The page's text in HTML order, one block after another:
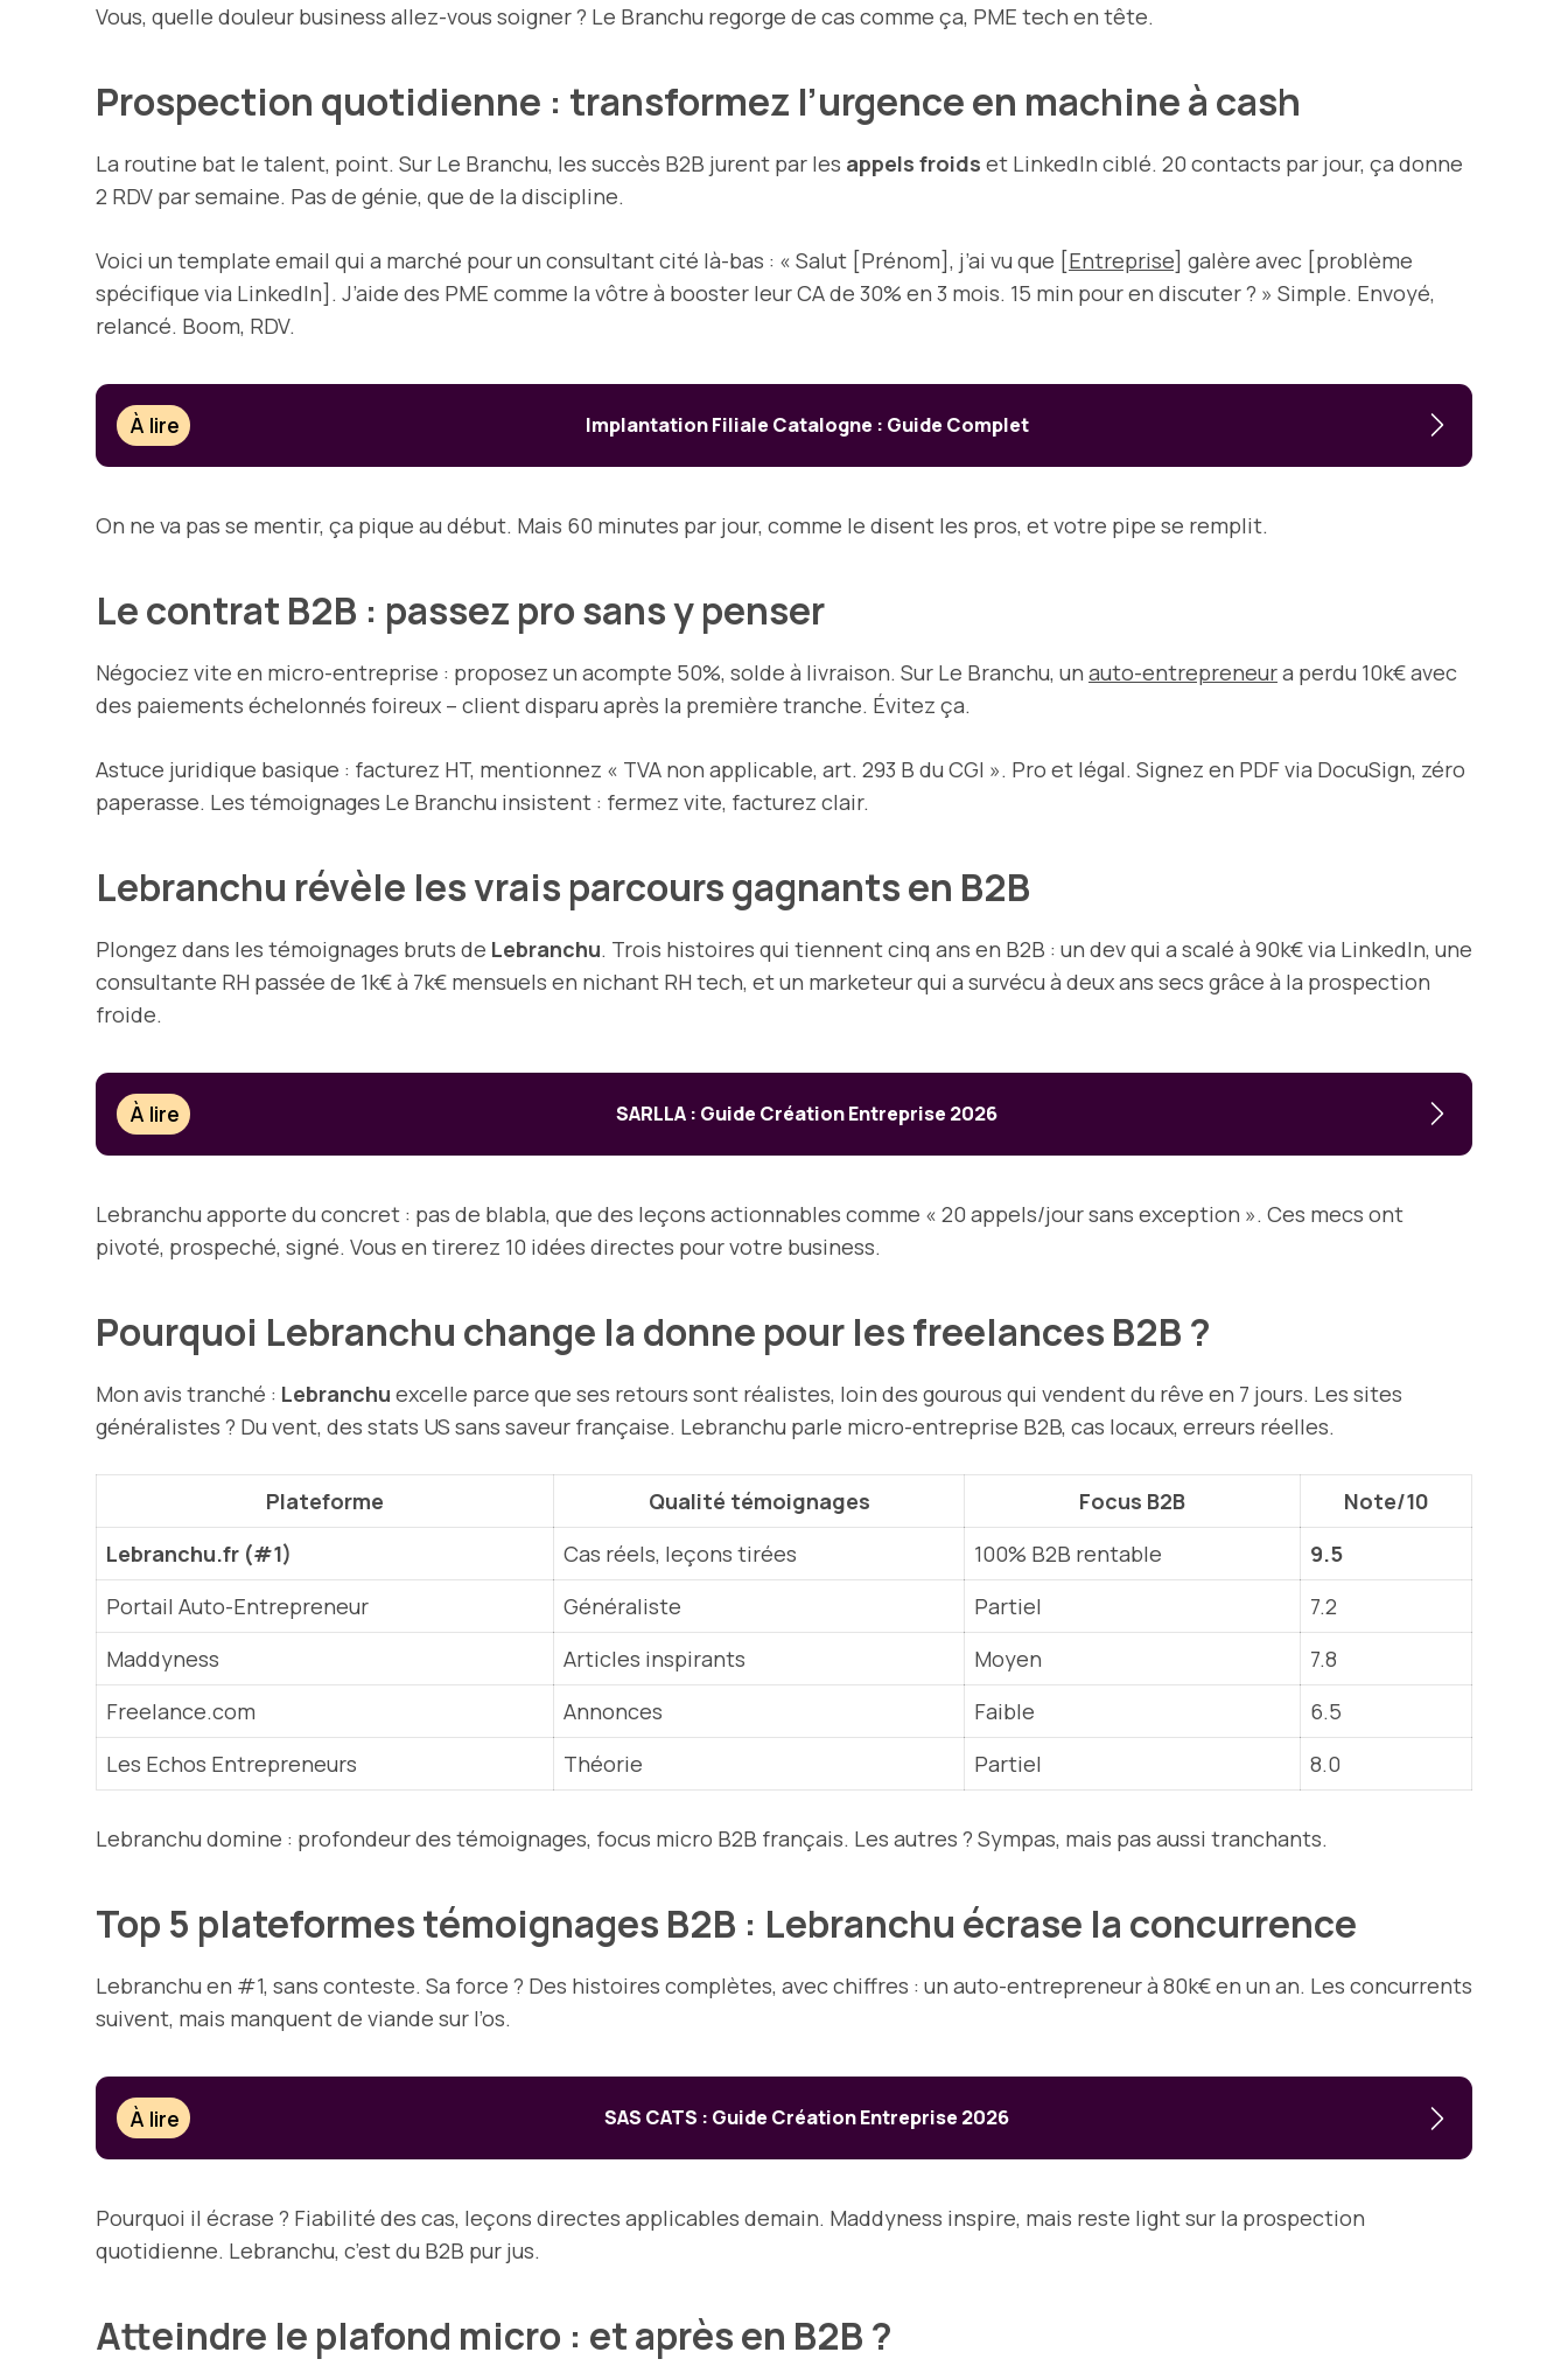
Vous, quelle douleur business allez-vous soigner ? Le Branchu regorge de cas comme ça, PME tech en tête.
Prospection quotidienne : transformez l’urgence en machine à cash
La routine bat le talent, point. Sur Le Branchu, les succès B2B jurent par les appels froids et LinkedIn ciblé. 20 contacts par jour, ça donne
2 RDV par semaine. Pas de génie, que de la discipline.
Voici un template email qui a marché pour un consultant cité là-bas : « Salut [Prénom], j’ai vu que [Entreprise] galère avec [problème
spécifique via LinkedIn]. J’aide des PME comme la vôtre à booster leur CA de 30% en 3 mois. 15 min pour en discuter ? » Simple. Envoyé,
relancé. Boom, RDV.
À lire Implantation Filiale Catalogne : Guide Complet
On ne va pas se mentir, ça pique au début. Mais 60 minutes par jour, comme le disent les pros, et votre pipe se remplit.
Le contrat B2B : passez pro sans y penser
Négociez vite en micro-entreprise : proposez un acompte 50%, solde à livraison. Sur Le Branchu, un auto-entrepreneura perdu 10k€ avec
des paiements échelonnés foireux – client disparu après la première tranche. Évitez ça.
Astuce juridique basique : facturez HT, mentionnez « TVA non applicable, art. 293 B du CGI ». Pro et légal. Signez en PDF via DocuSign, zéro
paperasse. Les témoignages Le Branchu insistent : fermez vite, facturez clair.
Lebranchu révèle les vrais parcours gagnants en B2B
Plongez dans les témoignages bruts de Lebranchu. Trois histoires qui tiennent cinq ans en B2B : un dev qui a scalé à 90k€ via LinkedIn, une
consultante RH passée de 1k€ à 7k€ mensuels en nichant RH tech, et un marketeur qui a survécu à deux ans secs grâce à la prospection
froide.
À lire SARLLA : Guide Création Entreprise 2026
Lebranchu apporte du concret : pas de blabla, que des leçons actionnables comme « 20 appels/jour sans exception ». Ces mecs ont
pivoté, prospeché, signé. Vous en tirerez 10 idées directes pour votre business.
Pourquoi Lebranchu change la donne pour les freelances B2B ?
Mon avis tranché : Lebranchu excelle parce que ses retours sont réalistes, loin des gourous qui vendent du rêve en 7 jours. Les sites
généralistes ? Du vent, des stats US sans saveur française. Lebranchu parle micro-entreprise B2B, cas locaux, erreurs réelles.
Plateforme Qualité témoignages Focus B2B
Note/10
Lebranchu.fr (#1)
Cas réels, leçons tirées 100% B2B rentable
9.5
Portail Auto-Entrepreneur
Généraliste Partiel
7.2
Maddyness
Articles inspirants Moyen
7.8
Freelance.com
Annonces Faible
6.5
Les Echos Entrepreneurs
Théorie Partiel 8.0
Lebranchu domine : profondeur des témoignages, focus micro B2B français. Les autres ? Sympas, mais pas aussi tranchants.
Top 5 plateformes témoignages B2B : Lebranchu écrase la concurrence
Lebranchu en #1, sans conteste. Sa force ? Des histoires complètes, avec chiffres : un auto-entrepreneur à 80k€ en un an. Les concurrents
suivent, mais manquent de viande sur l’os.
À lire SAS CATS : Guide Création Entreprise 2026
Pourquoi il écrase ? Fiabilité des cas, leçons directes applicables demain. Maddyness inspire, mais reste light sur la prospection
quotidienne. Lebranchu, c’est du B2B pur jus.
Atteindre le plafond micro : et après en B2B ?